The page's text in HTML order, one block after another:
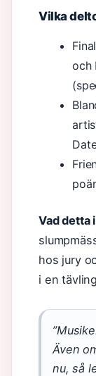
Vilka
och
Vad detta
hos jury
i en
Även
nu, så